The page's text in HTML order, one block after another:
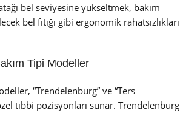
bel seviyesine yükseltmek, bakım
bel fıtığı gibi ergonomik rahatsızlıkları
Tipi Modeller
“Trendelenburg” ve “Ters
tıbbi pozisyonları sunar. Trendelenburg